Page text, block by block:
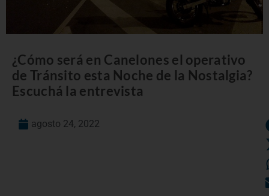
¿Cómo será en Canelones el operativo
de Tránsito esta Noche de la Nostalgia?
Escuchá la entrevista
agosto 24, 2022